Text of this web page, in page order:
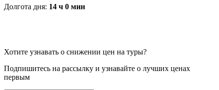
Долгота дня: 14 ч 0 мин
Хотите узнавать о снижении цен на туры?
Подпишитесь на рассылку и узнавайте о лучших ценах
первым